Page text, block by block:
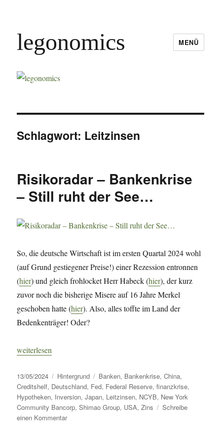
legonomics MENÜ
Schlagwort: Leitzinsen
Risikoradar – Bankenkrise
– Still ruht der See…
So, die deutsche Wirtschaft ist im ersten Quartal 2024 wohl
(auf Grund gestiegener Preise!) einer Rezession entronnen
(hier) und gleich frohlocket Herr Habeck (hier), der kurz
zuvor noch die bisherige Misere auf 16 Jahre Merkel
geschoben hatte (hier). Also, alles toffte im Land der
Bedenkenträger! Oder?
„Risikoradar – Bankenkrise – Still ruht der See…“
weiterlesen
Veröffentlicht
am
13/05/2024 Kategorien
Hintergrund Schlagwörter
Banken, Bankenkrise,China,
Creditshelf, Deutschland, Fed, Federal Reserve,finanzkrise,
Hypotheken, Inversion,Japan, Leitzinsen, NCYB, New York
Community Bancorp,Shimao Group, USA,Zins
Schreibe
einen Kommentarzu